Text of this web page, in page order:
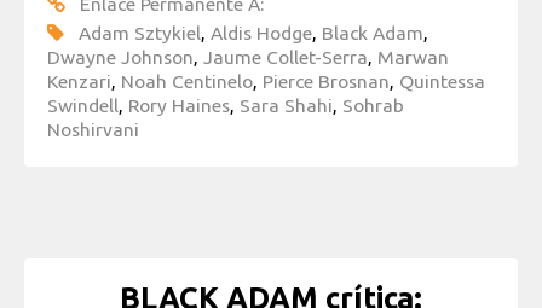
Adam Sztykiel, Aldis Hodge, Black Adam,
Dwayne Johnson, Jaume Collet-Serra, Marwan
Kenzari, Noah Centinelo, Pierce Brosnan, Quintessa
Swindell, Rory Haines, Sara Shahi, Sohrab
Noshirvani
BLACK ADAM crítica: